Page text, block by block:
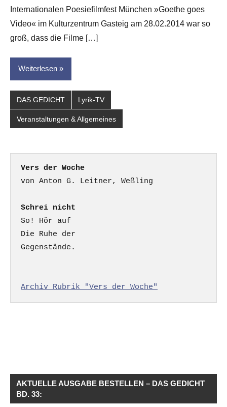
Internationalen Poesiefilmfest München »Goethe goes
Video« im Kulturzentrum Gasteig am 28.02.2014 war so
groß, dass die Filme […]
Weiterlesen
DAS GEDICHT Lyrik-TV
Veranstaltungen & Allgemeines
Vers der Woche
Schrei nicht
So! Hör auf
Die Ruhe der
Gegenstände.
Archiv Rubrik "Vers der Woche"
AKTUELLE AUSGABE BESTELLEN – DAS GEDICHT
BD. 33: